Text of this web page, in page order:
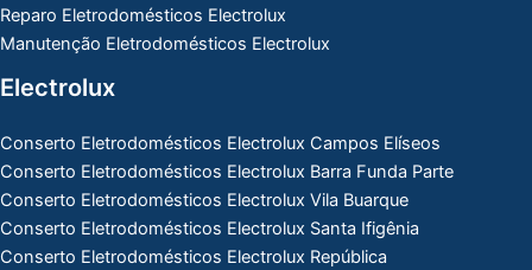
Reparo Eletrodomésticos Electrolux
Manutenção Eletrodomésticos Electrolux
Electrolux
Conserto Eletrodomésticos Electrolux Campos Elíseos
Conserto Eletrodomésticos Electrolux Barra Funda Parte
Conserto Eletrodomésticos Electrolux Vila Buarque
Conserto Eletrodomésticos Electrolux Santa Ifigênia
Conserto Eletrodomésticos Electrolux República